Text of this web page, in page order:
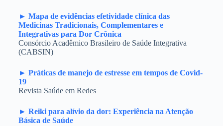
► Mapa de evidências efetividade clínica das
Medicinas Tradicionais, Complementares e
Integrativas para Dor Crônica
Consórcio Acadêmico Brasileiro de Saúde Integrativa
(CABSIN)
► Práticas de manejo de estresse em tempos de Covid-
19
Revista Saúde em Redes
► Reiki para alívio da dor: Experiência na Atenção
Básica de Saúde